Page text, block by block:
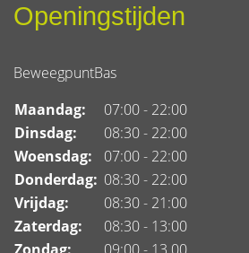
Openingstijden
BeweegpuntBas
Maandag:
07:00 - 22:00
Dinsdag:
08:30 - 22:00
Woensdag:
07:00 - 22:00
Donderdag: 08:30 - 22:00
Vrijdag:
08:30 - 21:00
Zaterdag:
08:30 - 13:00